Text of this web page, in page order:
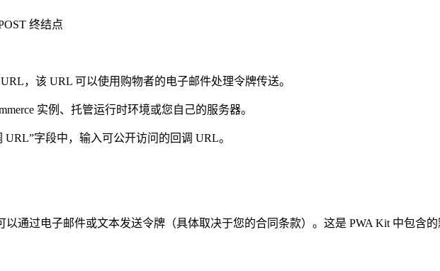
终结点
，该 URL 可以使用购物者的电子邮件处理令牌传送。
实例、托管运行时环境或您自己的服务器。
URL”字段中，输入可公开访问的回调 URL。
以通过电子邮件或文本发送令牌（具体取决于您的合同条款）。这是 PWA Kit 中包含的